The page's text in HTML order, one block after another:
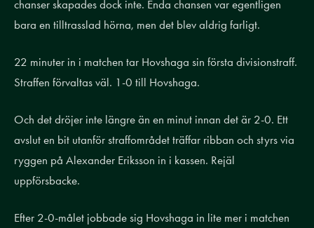
chanser skapades dock inte. Enda chansen var egentligen
bara en tilltrasslad hörna, men det blev aldrig farligt.
22 minuter in i matchen tar Hovshaga sin första divisionstraff.
Straffen förvaltas väl. 1-0 till Hovshaga.
Och det dröjer inte längre än en minut innan det är 2-0. Ett
avslut en bit utanför straffområdet träffar ribban och styrs via
ryggen på Alexander Eriksson in i kassen. Rejäl
uppförsbacke.
Efter 2-0-målet jobbade sig Hovshaga in lite mer i matchen